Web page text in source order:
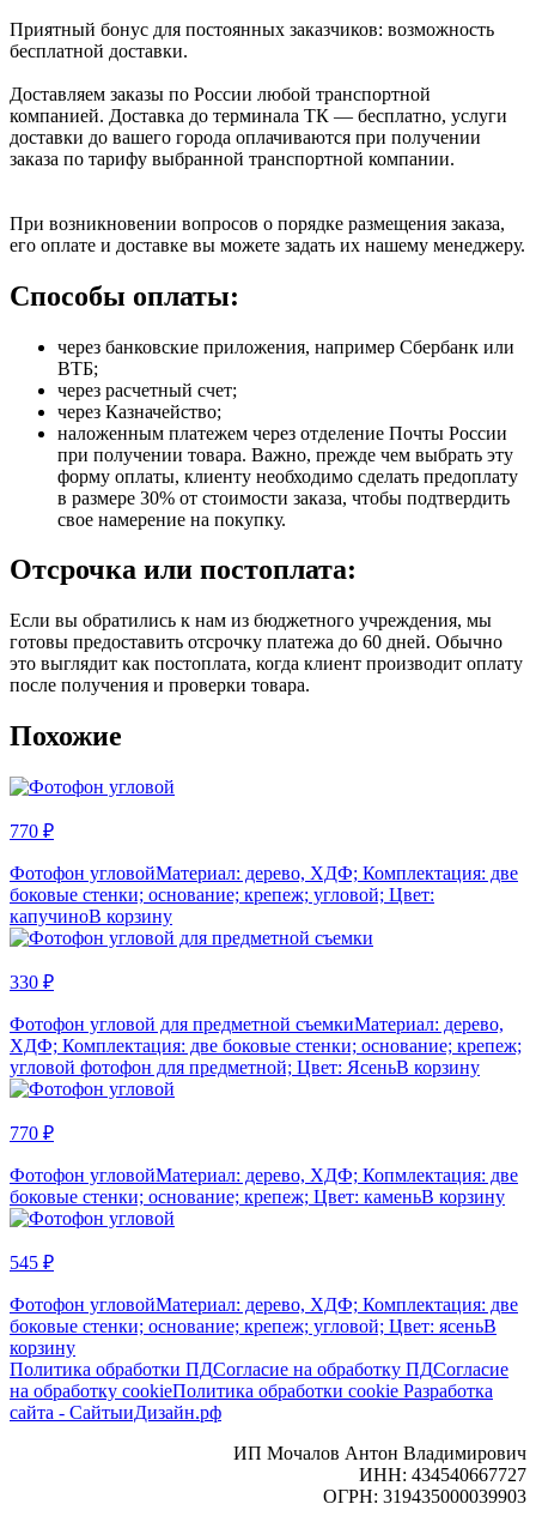
Приятный бонус для постоянных заказчиков: возможность
бесплатной доставки.
Доставляем заказы по России любой транспортной
компанией. Доставка до терминала ТК — бесплатно, услуги
доставки до вашего города оплачиваются при получении
заказа по тарифу выбранной транспортной компании.
При возникновении вопросов о порядке размещения заказа,
его оплате и доставке вы можете задать их нашему менеджеру.
Способы оплаты:
через банковские приложения, например Сбербанк или
ВТБ;
через расчетный счет;
через Казначейство;
наложенным платежем через отделение Почты России
при получении товара. Важно, прежде чем выбрать эту
форму оплаты, клиенту необходимо сделать предоплату
в размере 30% от стоимости заказа, чтобы подтвердить
свое намерение на покупку.
Отсрочка или постоплата:
Если вы обратились к нам из бюджетного учреждения, мы
готовы предоставить отсрочку платежа до 60 дней. Обычно
это выглядит как постоплата, когда клиент производит оплату
после получения и проверки товара.
Похожие
770 ₽
Фотофон угловойМатериал: дерево, ХДФ; Комплектация: две
боковые стенки; основание; крепеж; угловой; Цвет:
капучиноВ корзину
330 ₽
Фотофон угловой для предметной съемкиМатериал: дерево,
ХДФ; Комплектация: две боковые стенки; основание; крепеж;
угловой фотофон для предметной; Цвет: ЯсеньВ корзину
770 ₽
Фотофон угловойМатериал: дерево, ХДФ; Копмлектация: две
боковые стенки; основание; крепеж; Цвет: каменьВ корзину
545 ₽
Фотофон угловойМатериал: дерево, ХДФ; Комплектация: две
боковые стенки; основание; крепеж; угловой; Цвет: ясеньВ
корзину
Политика обработки ПДСогласие на обработку ПДСогласие
на обработку cookieПолитика обработки cookie Разработка
сайта - СайтыиДизайн.рф
ИП Мочалов Антон Владимирович
ИНН: 434540667727
ОГРН: 319435000039903